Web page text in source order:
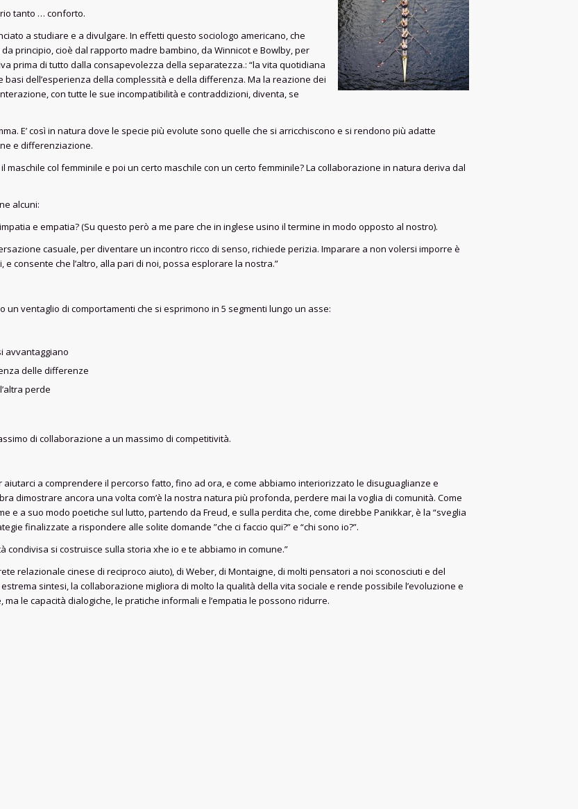
tanto … conforto.
a studiare e a divulgare. In effetti questo sociologo americano, che
principio, cioè dal rapporto madre bambino, da Winnicot e Bowlby, per
prima di tutto dalla consapevolezza della separatezza.: “la vita quotidiana
dell’esperienza della complessità e della differenza. Ma la reazione dei
con tutte le sue incompatibilità e contraddizioni, diventa, se
E’ così in natura dove le specie più evolute sono quelle che si arricchiscono e si rendono più adatte
e differenziazione.
col femminile e poi un certo maschile con un certo femminile? La collaborazione in natura deriva dal
alcuni:
e empatia? (Su questo però a me pare che in inglese usino il termine in modo opposto al nostro).
casuale, per diventare un incontro ricco di senso, richiede perizia. Imparare a non volersi imporre è
consente che l’altro, alla pari di noi, possa esplorare la nostra.”
un ventaglio di comportamenti che si esprimono in 5 segmenti lungo un asse:
avvantaggiano
delle differenze
perde
di collaborazione a un massimo di competitività.
a comprendere il percorso fatto, fino ad ora, e come abbiamo interiorizzato le disuguaglianze e
dimostrare ancora una volta com’è la nostra natura più profonda, perdere mai la voglia di comunità. Come
e a suo modo poetiche sul lutto, partendo da Freud, e sulla perdita che, come direbbe Panikkar, è la “sveglia
finalizzate a rispondere alle solite domande ”che ci faccio qui?” e “chi sono io?”.
condivisa si costruisce sulla storia xhe io e te abbiamo in comune.”
relazionale cinese di reciproco aiuto), di Weber, di Montaigne, di molti pensatori a noi sconosciuti e del
sintesi, la collaborazione migliora di molto la qualità della vita sociale e rende possibile l’evoluzione e
le capacità dialogiche, le pratiche informali e l’empatia le possono ridurre.